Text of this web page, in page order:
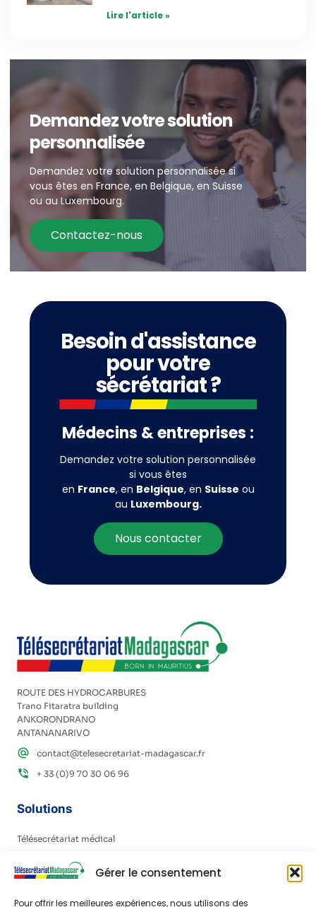
Gérer le consentement
Pour offrir les meilleures expériences, nous utilisons des
Lire l'article »
Demandez votre solution
personnalisée
Demandez votre solution personnalisée si
vous êtes en France, en Belgique, en Suisse
ou au Luxembourg.
Contactez-nous
Besoin d'assistance
pour votre
sécrétariat ?
Médecins & entreprises :
Demandez votre solution personnalisée
si vous êtes
en France, en Belgique, en Suisse ou
au Luxembourg.
Nous contacter
ROUTE DES HYDROCARBURES
Trano Fitaratra building
ANKORONDRANO
ANTANANARIVO
contact@telesecretariat-madagascar.fr
+ 33 (0)9 70 30 06 96
Solutions
Télésecrétariat médical